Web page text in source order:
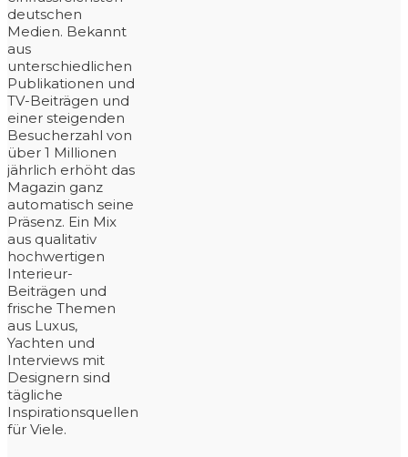
deutschen
Medien. Bekannt
aus
unterschiedlichen
Publikationen und
TV-Beiträgen und
einer steigenden
Besucherzahl von
über 1 Millionen
jährlich erhöht das
Magazin ganz
automatisch seine
Präsenz. Ein Mix
aus qualitativ
hochwertigen
Interieur-
Beiträgen und
frische Themen
aus Luxus,
Yachten und
Interviews mit
Designern sind
tägliche
Inspirationsquellen
für Viele.